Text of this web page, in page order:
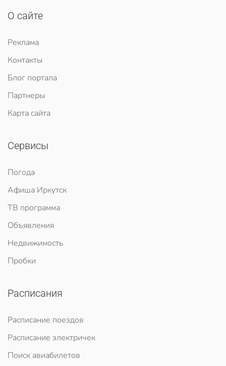
О сайте
Реклама
Контакты
Блог портала
Партнеры
Карта сайта
Сервисы
Погода
Афиша Иркутск
ТВ программа
Объявления
Недвижимость
Пробки
Расписания
Расписание поездов
Расписание электричек
Поиск авиабилетов